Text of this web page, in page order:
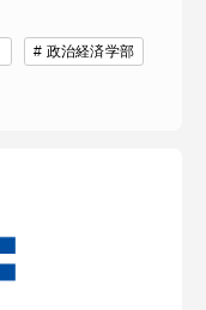
政治経済学部